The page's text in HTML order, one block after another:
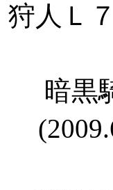
狩人Ｌ
暗黒